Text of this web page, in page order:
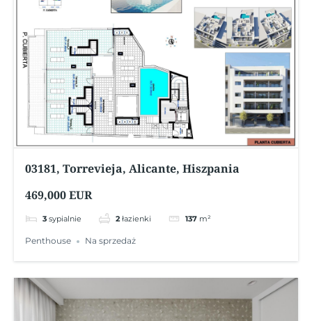
03181, Torrevieja, Alicante, Hiszpania
469,000 EUR
3 sypialnie 2 łazienki 137 m²
Penthouse Na sprzedaż